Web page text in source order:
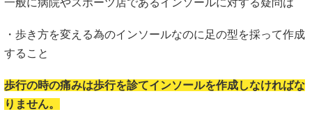
・歩き方を変える為のインソールなのに足の型を採って作成
すること
歩行の時の痛みは歩行を診てインソールを作成しなければな
りません。